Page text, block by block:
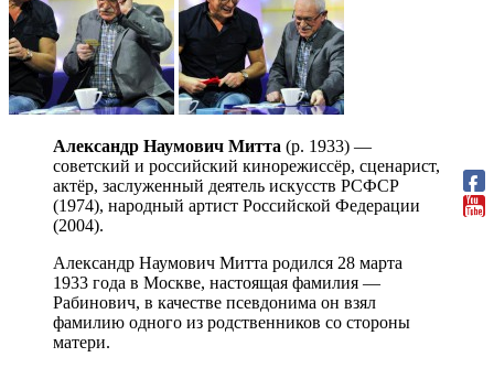
Александр Наумович Митта (р. 1933) —
советский и российский кинорежиссёр, сценарист,
актёр, заслуженный деятель искусств РСФСР
(1974), народный артист Российской Федерации
(2004).
Александр Наумович Митта родился 28 марта
1933 года в Москве, настоящая фамилия —
Рабинович, в качестве псевдонима он взял
фамилию одного из родственников со стороны
матери.